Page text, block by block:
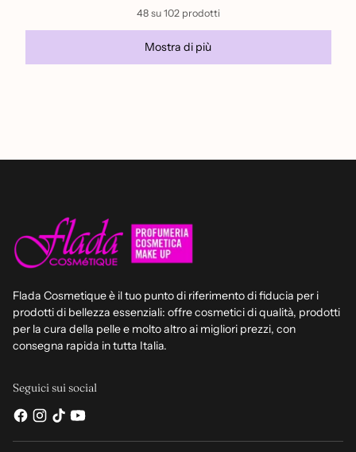
48 su 102 prodotti
Mostra di più
Flada Cosmetique è il tuo punto di riferimento di fiducia per i
prodotti di bellezza essenziali: offre cosmetici di qualità, prodotti
per la cura della pelle e molto altro ai migliori prezzi, con
consegna rapida in tutta Italia.
Seguici sui social